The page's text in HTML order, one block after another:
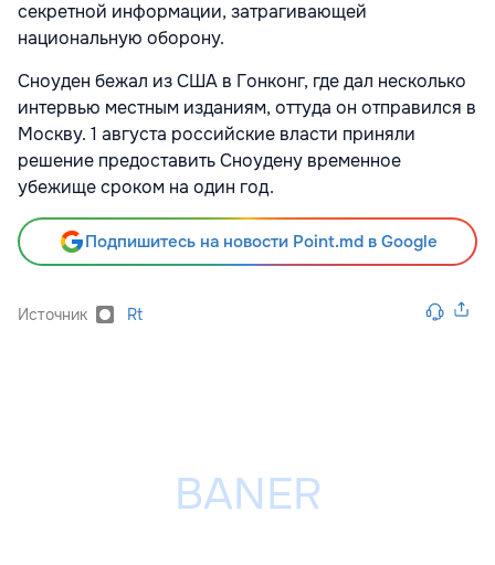
секретной информации, затрагивающей
национальную оборону.
Сноуден бежал из США в Гонконг, где дал несколько
интервью местным изданиям, оттуда он отправился в
Москву. 1 августа российские власти приняли
решение предоставить Сноудену временное
убежище сроком на один год.
Подпишитесь на новости Point.md в Google
Источник Rt